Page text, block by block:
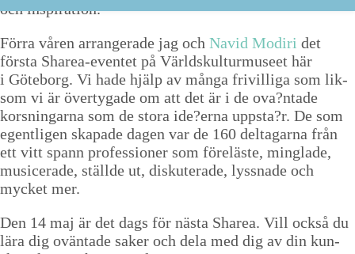
och inspiration.
För­ra våren arranger­ade jag och Navid Modiri det
förs­ta Sharea-even­tet på Värld­skul­tur­museet här
i Göte­borg. Vi hade hjälp av mån­ga friv­il­li­ga som lik­
som vi är över­ty­gade om att det är i de ova?ntade
korsningar­na som de sto­ra ide?erna uppsta?r. De som
egentli­gen ska­pade dagen var de 160 delt­a­gar­na från
ett vitt spann pro­fes­sion­er som föreläste, minglade,
musicer­ade, ställde ut, diskuter­ade, lyssnade och
myck­et mer.
Den 14 maj är det dags för näs­ta Sharea. Vill ock­så du
lära dig ovän­tade sak­er och dela med dig av din kun­